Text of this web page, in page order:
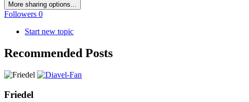
More sharing options...
Followers 0
Start new topic
Recommended Posts
Friedel